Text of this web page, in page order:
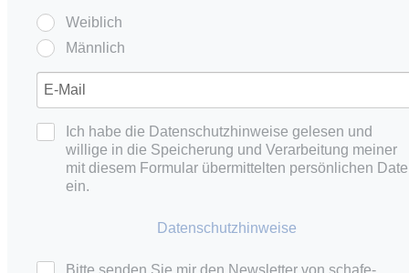
Weiblich
Männlich
Ich habe die Datenschutzhinweise gelesen und
willige in die Speicherung und Verarbeitung meiner
mit diesem Formular übermittelten persönlichen
ein.
Datenschutzhinweise
Bitte senden Sie mir den Newsletter von schafe-